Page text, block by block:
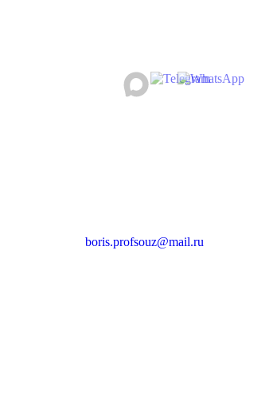
boris.profsouz@mail.ru